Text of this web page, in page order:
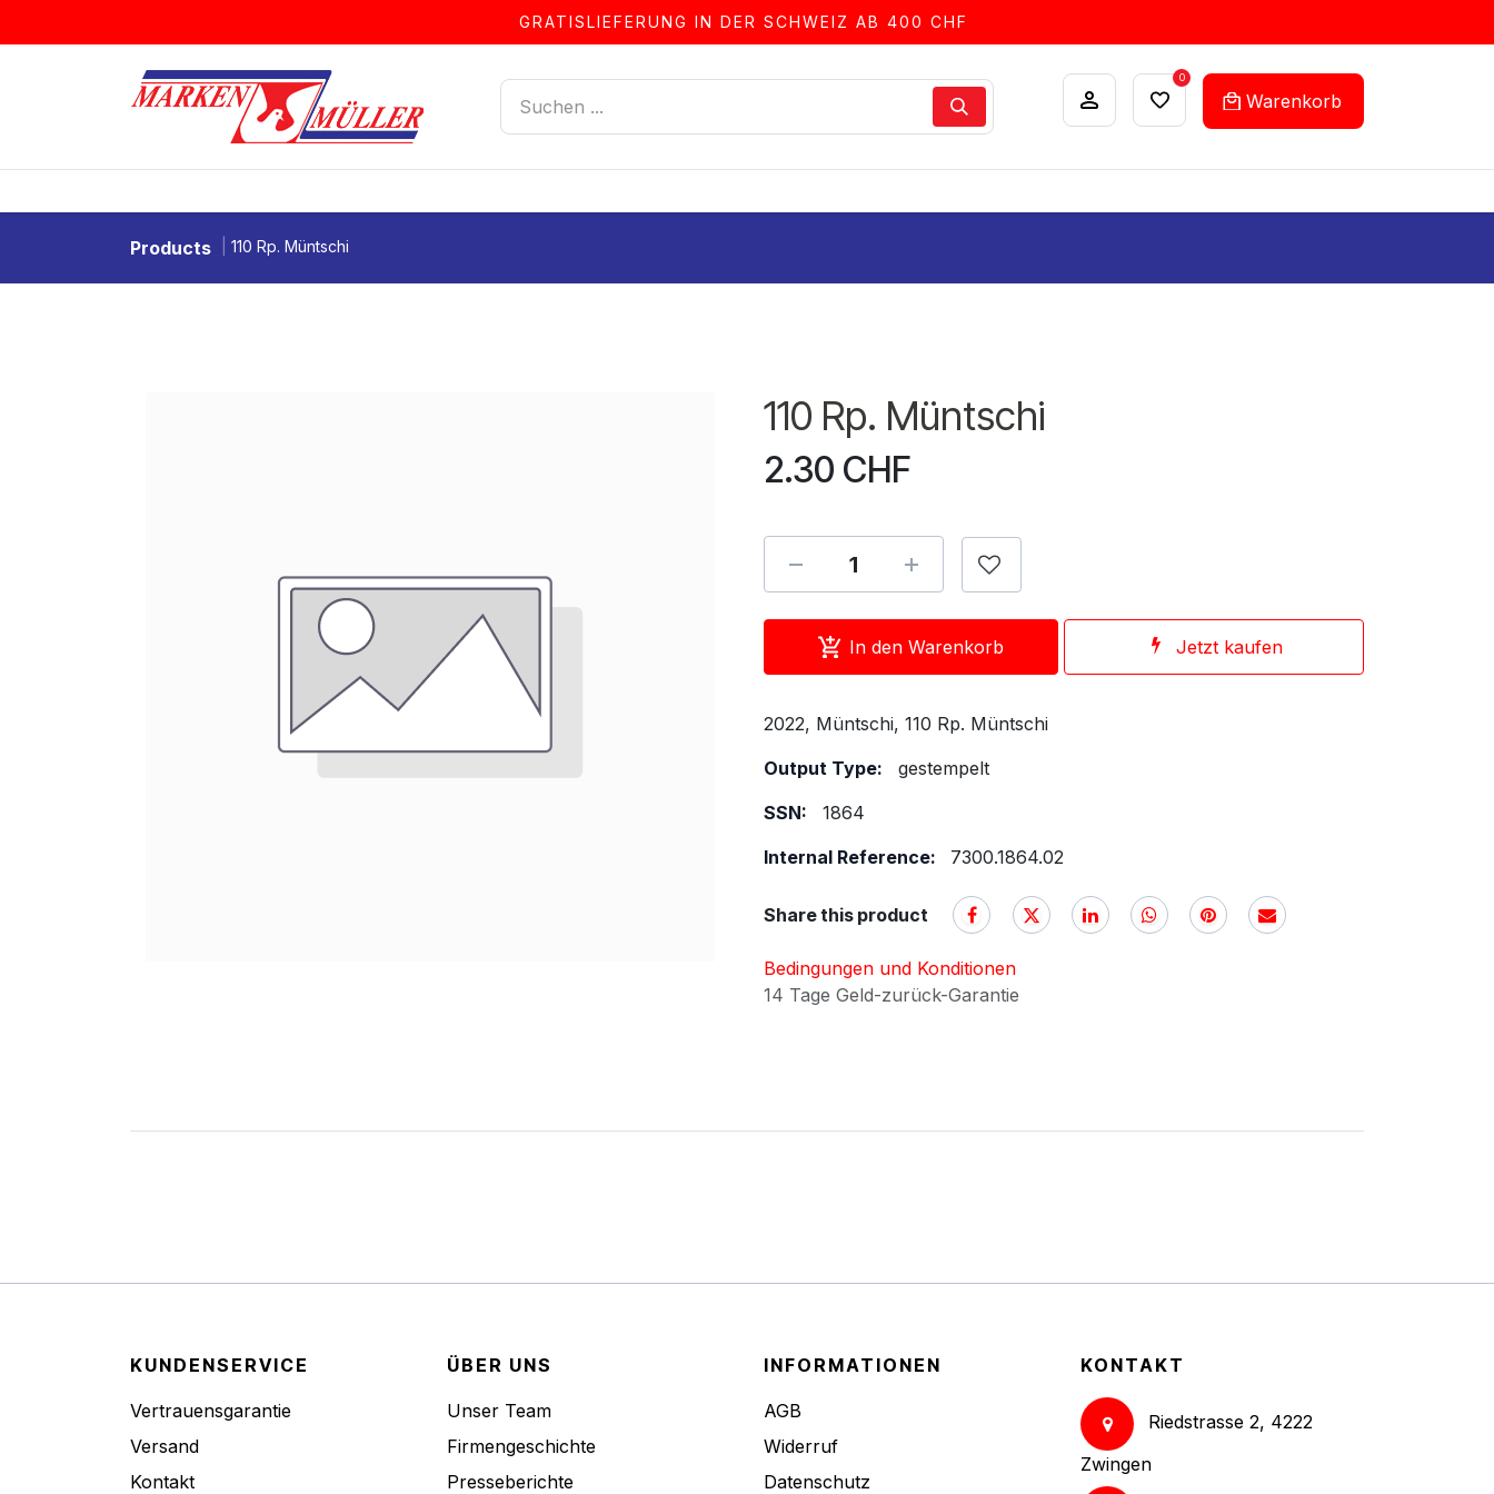
GRATISLIEFERUNG IN DER SCHWEIZ AB 400 CHF
0
Warenkorb
Products 110 Rp. Müntschi
110 Rp. Müntschi
2.30 CHF
In den Warenkorb Jetzt kaufen
2022, Müntschi, 110 Rp. Müntschi
Output Type:
gestempelt
SSN:
1864
Internal Reference:
7300.1864.02
Share this product
Bedingungen und Konditionen
14 Tage Geld-zurück-Garantie
KUNDENSERVICE
Vertrauensgarantie
Versand
Kontakt
ÜBER UNS
Unser Team
Firmengeschichte
Presseberichte
INFORMATIONEN
AGB
Widerruf
Datenschutz
KONTAKT
Riedstrasse 2, 4222
Zwingen